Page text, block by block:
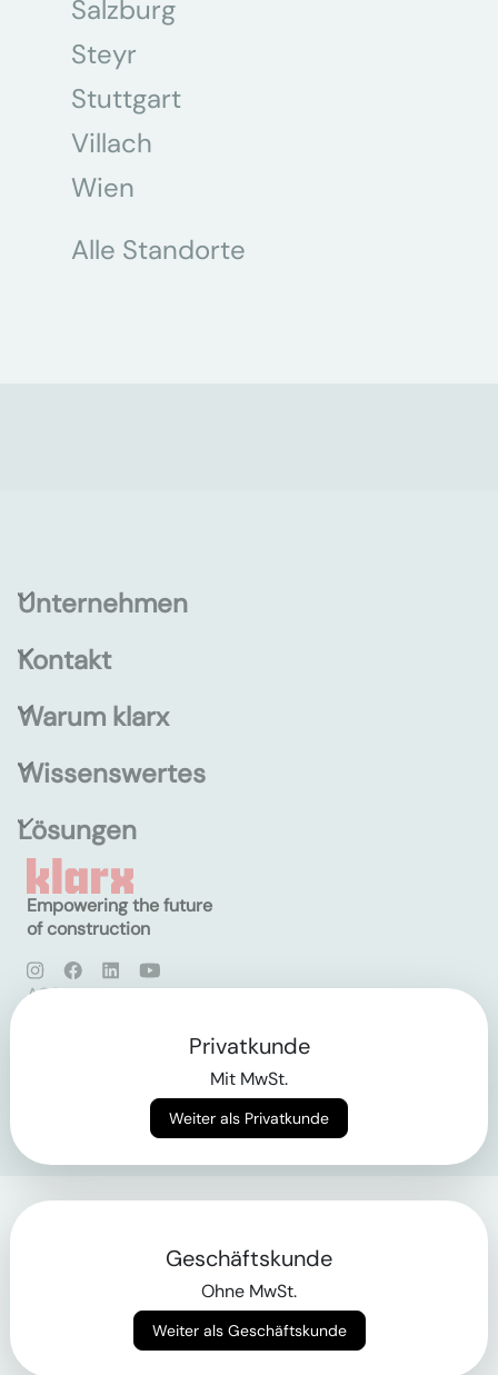
Salzburg
Steyr
Stuttgart
Villach
Wien
Alle Standorte
Unternehmen
Kontakt
Warum klarx
Wissenswertes
Lösungen
Empowering the future
of construction
AGB
Privatkunde
Mit MwSt.
Weiter als Privatkunde
Geschäftskunde
Ohne MwSt.
Weiter als Geschäftskunde